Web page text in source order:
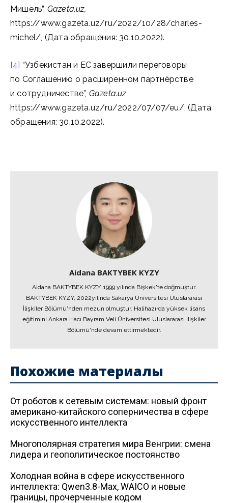
Мишель”, Gazeta.uz,
https://www.gazeta.uz/ru/2022/10/28/charles-
michel/, (Дата обращения: 30.10.2022).
[4] “Узбекистан и ЕС завершили переговоры
по Соглашению о расширенном партнёрстве
и сотрудничестве”, Gazeta.uz,
https://www.gazeta.uz/ru/2022/07/07/eu/, (Дата
обращения: 30.10.2022).
Aidana BAKTYBEK KYZY
Aidana BAKTYBEK KYZY, 1999 yılında Bişkek'te doğmuştur.
BAKTYBEK KYZY, 2022yılında Sakarya Üniversitesi Uluslararası
İlişkiler Bölümü'nden mezun olmuştur. Halihazırda yüksek lisans
eğitimini Ankara Hacı Bayram Veli Üniversitesi Uluslararası İlişkiler
Bölümü'nde devam ettirmektedir.
Похожие материалы
От роботов к сетевым системам: новый фронт
американо-китайского соперничества в сфере
искусственного интеллекта
Многополярная стратегия мира Венгрии: смена
лидера и геополитическое постоянство
Холодная война в сфере искусственного
интеллекта: Qwen3.8-Max, WAICO и новые
границы, прочерченные кодом